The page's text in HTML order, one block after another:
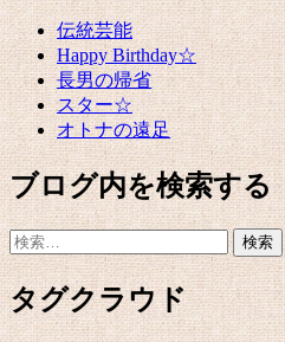
伝統芸能
Happy Birthday☆
長男の帰省
スター☆
オトナの遠足
ブログ内を検索する
検
索:
タグクラウド